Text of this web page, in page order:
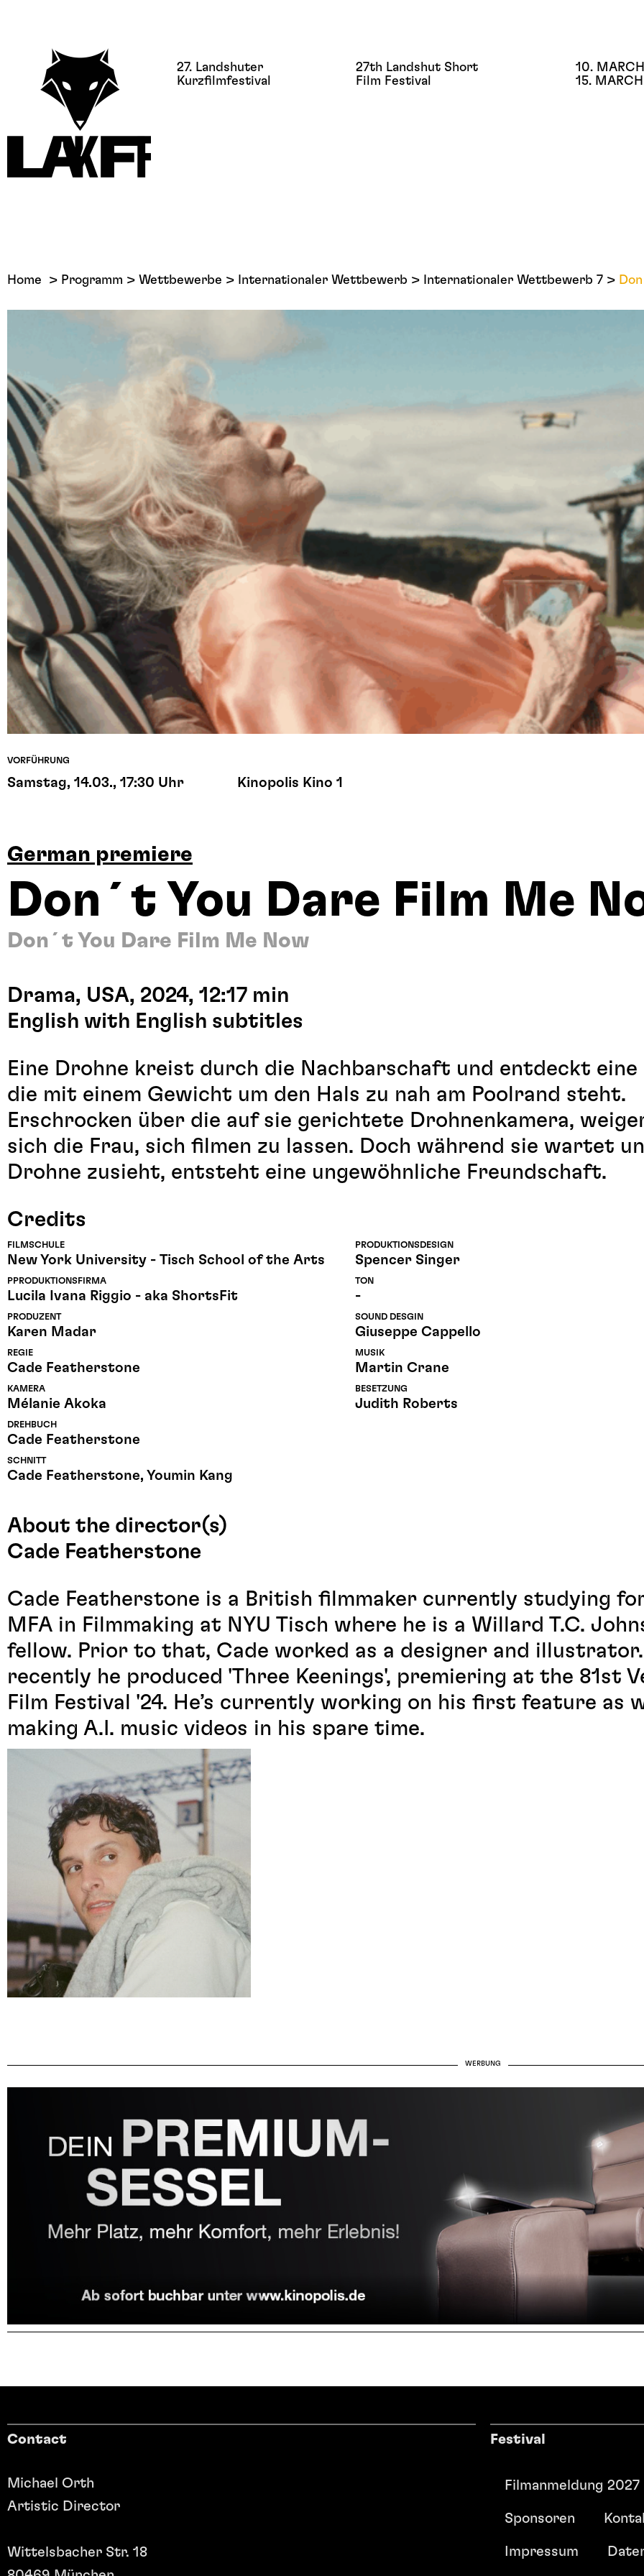
27. Landshuter
Kurzfilmfestival
27th Landshut Short
Film Festival
10.
15.
Home Programm Wettbewerbe Internationaler Wettbewerb Internationaler Wettbewerb 7
VORFÜHRUNG
Samstag, 14.03., 17:30 Uhr Kinopolis Kino 1
German premiere
Don´t You Dare Film Me
Don´t You Dare Film Me Now
Drama, USA, 2024, 12:17 min
English with English subtitles
Eine Drohne kreist durch die Nachbarschaft und entdeckt eine
die mit einem Gewicht um den Hals zu nah am Poolrand steht.
Erschrocken über die auf sie gerichtete Drohnenkamera,
sich die Frau, sich filmen zu lassen. Doch während sie wartet
Drohne zusieht, entsteht eine ungewöhnliche Freundschaft.
Credits
FILMSCHULE
New York University - Tisch School of the Arts
PPRODUKTIONSFIRMA
Lucila Ivana Riggio - aka ShortsFit
PRODUZENT
Karen Madar
REGIE
Cade Featherstone
KAMERA
Mélanie Akoka
DREHBUCH
Cade Featherstone
SCHNITT
Cade Featherstone, Youmin Kang
PRODUKTIONSDESIGN
Spencer Singer
TON
-
SOUND DESGIN
Giuseppe Cappello
MUSIK
Martin Crane
BESETZUNG
Judith Roberts
About the director(s)
Cade Featherstone
Cade Featherstone is a British filmmaker currently studying
MFA in Filmmaking at NYU Tisch where he is a Willard T.C.
fellow. Prior to that, Cade worked as a designer and
recently he produced 'Three Keenings', premiering at the 81st
Film Festival '24. He’s currently working on his first feature as
making A.I. music videos in his spare time.
WERBUNG
Contact
Michael Orth
Artistic Director
Wittelsbacher Str. 18
Festival
Filmanmeldung 2027
Sponsoren
Impressum